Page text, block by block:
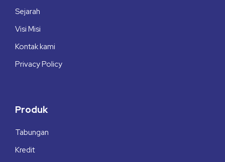
Sejarah
Visi Misi
Kontak kami
Privacy Policy
Produk
Tabungan
Kredit